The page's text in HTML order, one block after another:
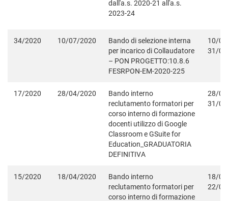
dall'a.s. 2020-21 all'a.s.
2023-24
34/2020 10/07/2020
Bando di selezione interna
per incarico di Collaudatore
– PON PROGETTO:10.8.6
FESRPON-EM-2020-225
10/
31/
17/2020 28/04/2020
Bando interno
reclutamento formatori per
corso interno di formazione
docenti utilizzo di Google
Classroom e GSuite for
Education_GRADUATORIA
DEFINITIVA
28/
31/
15/2020 18/04/2020
Bando interno
reclutamento formatori per
corso interno di formazione
18/
22/